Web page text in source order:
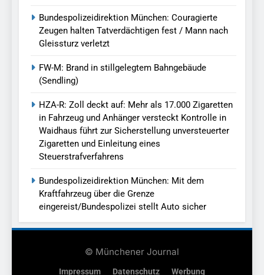
Bundespolizeidirektion München: Couragierte
Zeugen halten Tatverdächtigen fest / Mann nach
Gleissturz verletzt
FW-M: Brand in stillgelegtem Bahngebäude
(Sendling)
HZA-R: Zoll deckt auf: Mehr als 17.000 Zigaretten
in Fahrzeug und Anhänger versteckt Kontrolle in
Waidhaus führt zur Sicherstellung unversteuerter
Zigaretten und Einleitung eines
Steuerstrafverfahrens
Bundespolizeidirektion München: Mit dem
Kraftfahrzeug über die Grenze
eingereist/Bundespolizei stellt Auto sicher
© Münchener Journal
Impressum Datenschutz Werbung